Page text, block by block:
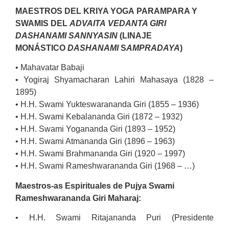
MAESTROS DEL KRIYA YOGA PARAMPARA Y
SWAMIS DEL ADVAITA VEDANTA GIRI
DASHANAMI SANNYASIN (LINAJE
MONÁSTICO DASHANAMISAMPRADAYA)
• Mahavatar Babaji
• Yogiraj Shyamacharan Lahiri Mahasaya (1828 –
1895)
• H.H. Swami Yukteswarananda Giri (1855 – 1936)
• H.H. Swami Kebalananda Giri (1872 – 1932)
• H.H. Swami Yogananda Giri (1893 – 1952)
• H.H. Swami Atmananda Giri (1896 – 1963)
• H.H. Swami Brahmananda Giri (1920 – 1997)
• H.H. Swami Rameshwarananda Giri (1968 – …)
Maestros-as Espirituales de Pujya Swami
Rameshwarananda Giri Maharaj:
• H.H. Swami Ritajananda Puri (Presidente